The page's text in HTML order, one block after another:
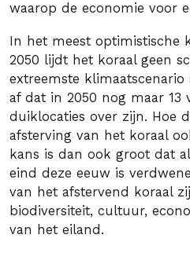
waarop de economie voor
In het meest optimistische
2050 lijdt het koraal geen
extreemste
af dat in 2050 nog maar 13
duiklocaties over zijn. Hoe
afsterving van het koraal
kans is dan ook groot dat
eind deze eeuw is
van het afstervend koraal
biodiversiteit, cultuur,
van het eiland.